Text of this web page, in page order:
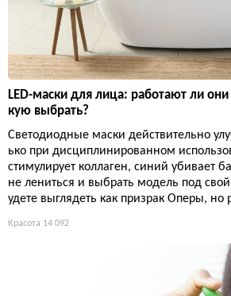
LED-маски для лица: работают ли
кую выбрать?
Светодиодные маски действительно
ько при дисциплинированном
стимулирует коллаген, синий убивает
не лениться и выбрать модель под
удете выглядеть как призрак Оперы, но
Красота 14 092